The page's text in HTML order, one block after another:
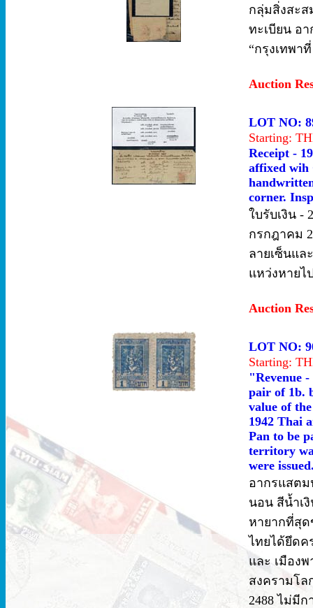
กลุ่มสิ่งสะส
ทะเบียน อ
“กรุงเทพา
Auction
LOT NO:
Starting:
Receipt -
affixed wih
corner.
ใบรับเงิน -
กรกฎาคม
ลายเซ็นแล
แหว่งหายไ
Auction
LOT NO:
Starting:
"Revenue
pair of 1b.
value of
1942 Thai
Pan to be
territory
were
อากรแสตม
นอน สีน้ำเ
หายากที่สุด
ไทยได้ยึดค
และ เมือง
สงครามโ
2488 ไม่มี